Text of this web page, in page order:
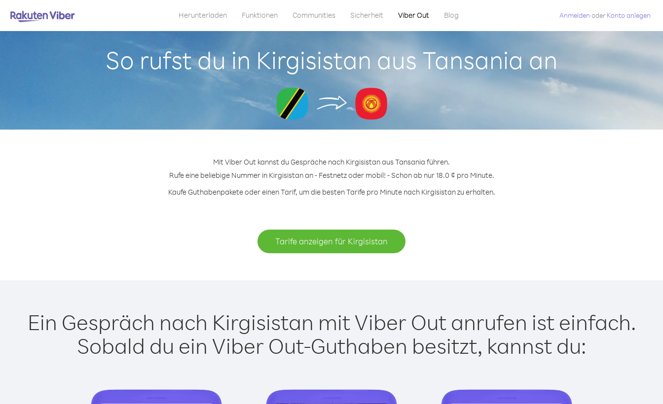
Herunterladen Funktionen Communities Sicherheit Viber Out Blog Anmelden oder Konto anlegen
So rufst du in Kirgisistan aus Tansania an
Mit Viber Out kannst du Gespräche nach Kirgisistan aus Tansania führen.
Rufe eine beliebige Nummer in Kirgisistan an - Festnetz oder mobil! - Schon ab nur 18.0 ¢ pro Minute.
Kaufe Guthabenpakete oder einen Tarif, um die besten Tarife pro Minute nach Kirgisistan zu erhalten.
Tarife anzeigen für Kirgisistan
Ein Gespräch nach Kirgisistan mit Viber Out anrufen ist einfach.
Sobald du ein Viber Out-Guthaben besitzt, kannst du: